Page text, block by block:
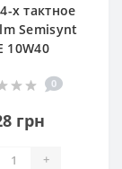
х тактное
Semisynt
10W40
0
грн
+